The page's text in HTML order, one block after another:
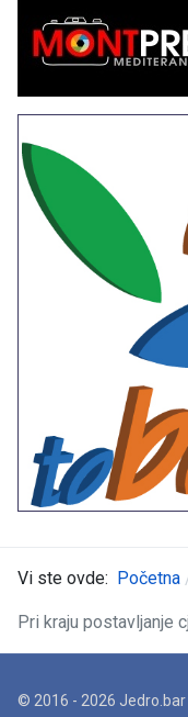
Vi ste ovde: Početna
Pri kraju postavljanje
© 2016 - 2026 Jedro.bar